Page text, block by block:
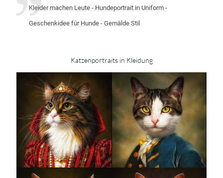
Kleider machen Leute - Hundeportrait in Uniform -
Geschenkidee für Hunde - Gemälde Stil
Katzenportraits in Kleidung